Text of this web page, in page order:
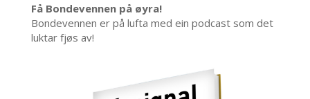
Få Bondevennen på øyra!
Bondevennen er på lufta med ein podcast som det
luktar fjøs av!